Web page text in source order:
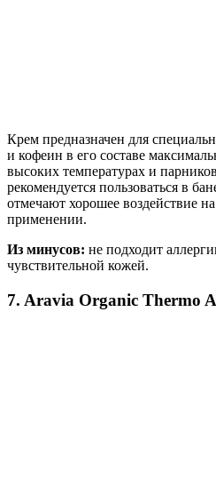
Крем предназначен для
и кофеин в его составе
высоких температурах и
рекомендуется пользоваться в
отмечают хорошее воздействие
применении.
Из минусов: не подходит
чувствительной кожей.
7. Aravia Organic Thermo